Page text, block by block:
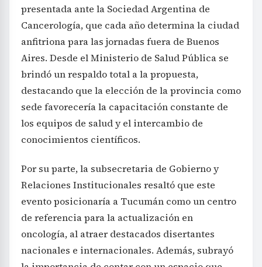
presentada ante la Sociedad Argentina de
Cancerología, que cada año determina la ciudad
anfitriona para las jornadas fuera de Buenos
Aires. Desde el Ministerio de Salud Pública se
brindó un respaldo total a la propuesta,
destacando que la elección de la provincia como
sede favorecería la capacitación constante de
los equipos de salud y el intercambio de
conocimientos científicos.
Por su parte, la subsecretaria de Gobierno y
Relaciones Institucionales resaltó que este
evento posicionaría a Tucumán como un centro
de referencia para la actualización en
oncología, al atraer destacados disertantes
nacionales e internacionales. Además, subrayó